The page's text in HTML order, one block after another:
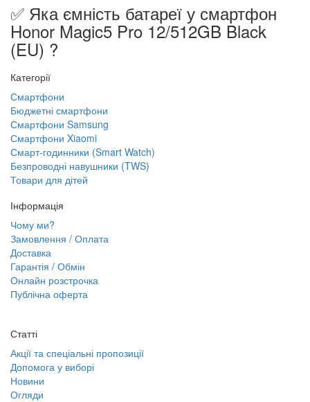
✅ Яка ємність батареї у смартфон
Honor Magic5 Pro 12/512GB Black
(EU) ?
Категорії
Смартфони
Бюджетні смартфони
Смартфони Samsung
Смартфони Xiaomi
Смарт-годинники (Smart Watch)
Безпроводні навушники (TWS)
Товари для дітей
Інформація
Чому ми?
Замовлення / Оплата
Доставка
Гарантія / Обмін
Онлайн розстрочка
Публічна оферта
Статті
Акції та спеціальні пропозиції
Допомога у виборі
Новини
Огляди